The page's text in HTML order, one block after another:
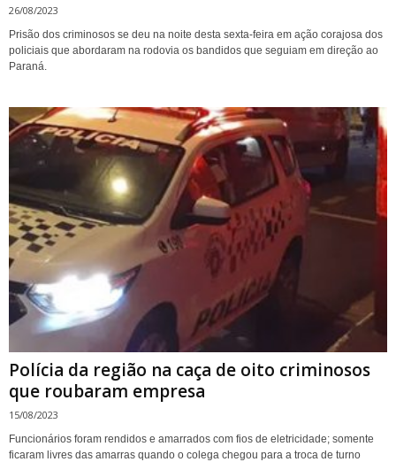
26/08/2023
Prisão dos criminosos se deu na noite desta sexta-feira em ação corajosa dos
policiais que abordaram na rodovia os bandidos que seguiam em direção ao
Paraná.
Polícia da região na caça de oito criminosos
que roubaram empresa
15/08/2023
Funcionários foram rendidos e amarrados com fios de eletricidade; somente
ficaram livres das amarras quando o colega chegou para a troca de turno